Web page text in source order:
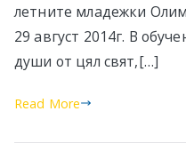
летните младежки
29 август 2014г. В
души от цял свят,[…]
Read More